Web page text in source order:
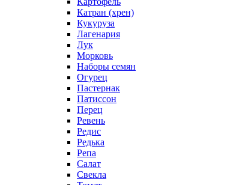
Катран (хрен)
Кукуруза
Лагенария
Лук
Морковь
Наборы семян
Огурец
Пастернак
Патиссон
Перец
Ревень
Редис
Редька
Репа
Салат
Свекла